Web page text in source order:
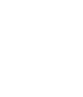
解説！